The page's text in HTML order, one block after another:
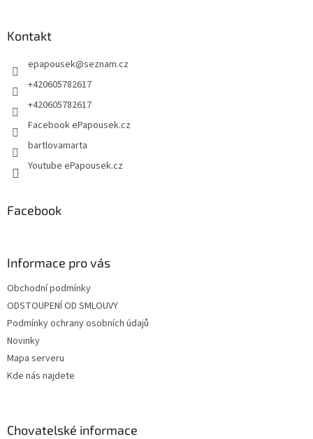
Kontakt
epapousek@seznam.cz
+420605782617
+420605782617
Facebook ePapousek.cz
bartlovamarta
Youtube ePapousek.cz
Facebook
Informace pro vás
Obchodní podmínky
ODSTOUPENÍ OD SMLOUVY
Podmínky ochrany osobních údajů
Novinky
Mapa serveru
Kde nás najdete
Chovatelské informace